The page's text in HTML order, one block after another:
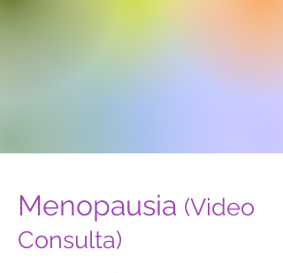
Menopausia (Video
Consulta)